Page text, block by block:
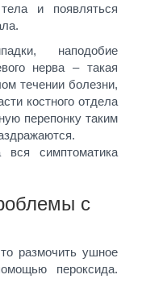
и появляться
наподобие
нерва – такая
течении болезни,
костного отдела
перепонку таким
симптоматика
с
размочить ушное
пероксида.